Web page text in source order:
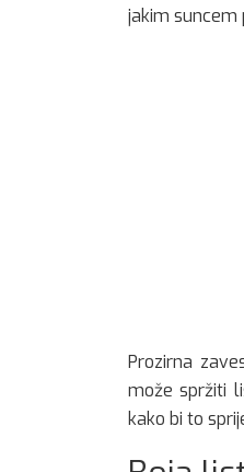
jakim suncem
Prozirna
može spržiti
kako bi to